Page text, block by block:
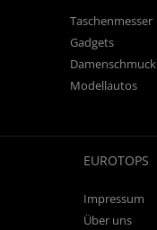
Taschenmesser
Gadgets
Damenschmuck
Modellautos
EUROTOPS
Impressum
Über uns